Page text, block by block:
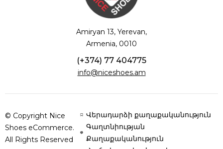
Amiryan 13, Yerevan,
Armenia, 0010
(+374) 77 404775
info@niceshoes.am
© Copyright Nice
Shoes eCommerce.
All Rights Reserved
Վերադարձի քաղաքականություն
Գաղտնիության
Քաղաքականություն